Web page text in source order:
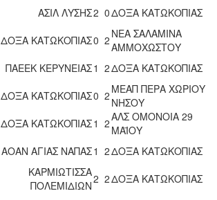
ΑΣΙΛ ΛΥΣΗΣ2 0ΔΟΞΑ ΚΑΤΩΚΟΠΙΑΣ
ΔΟΞΑ ΚΑΤΩΚΟΠΙΑΣ0 2 ΝΕΑ ΣΑΛΑΜΙΝΑ
ΑΜΜΟΧΩΣΤΟΥ
ΠΑΕΕΚ ΚΕΡΥΝΕΙΑΣ1 2ΔΟΞΑ ΚΑΤΩΚΟΠΙΑΣ
ΔΟΞΑ ΚΑΤΩΚΟΠΙΑΣ0 2 ΜΕΑΠ ΠΕΡΑ ΧΩΡΙΟΥ
ΝΗΣΟΥ
ΔΟΞΑ ΚΑΤΩΚΟΠΙΑΣ1 2ΑΛΣ ΟΜΟΝΟΙΑ 29
ΜΑΪΟΥ
ΑΟΑΝ ΑΓΙΑΣ ΝΑΠΑΣ1 2ΔΟΞΑ ΚΑΤΩΚΟΠΙΑΣ
ΚΑΡΜΙΩΤΙΣΣΑ
ΠΟΛΕΜΙΔΙΩΝ2 2ΔΟΞΑ ΚΑΤΩΚΟΠΙΑΣ